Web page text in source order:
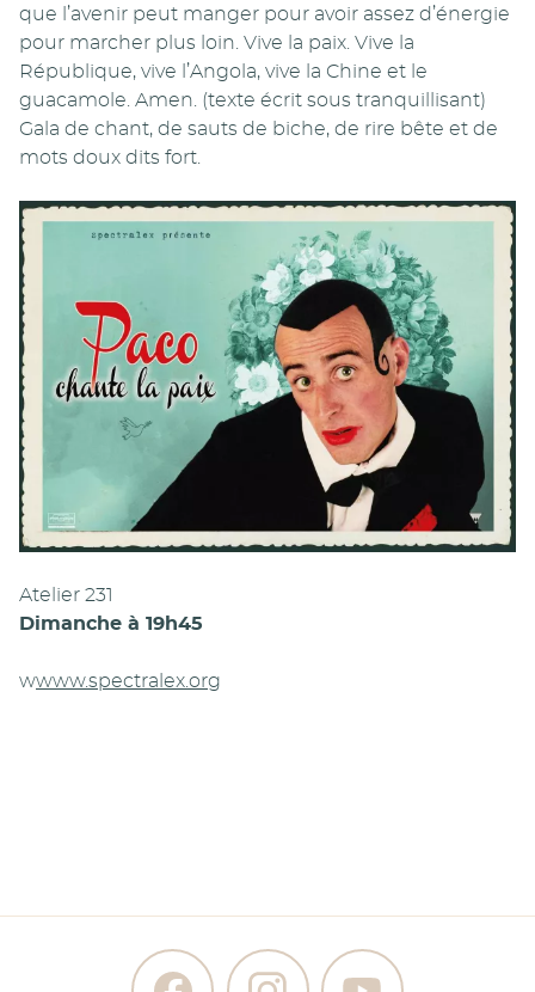
que l’avenir peut manger pour avoir assez d’énergie
pour marcher plus loin. Vive la paix. Vive la
République, vive l’Angola, vive la Chine et le
guacamole. Amen. (texte écrit sous tranquillisant)
Gala de chant, de sauts de biche, de rire bête et de
mots doux dits fort.
Atelier 231
Dimanche à 19h45
wwww.spectralex.org